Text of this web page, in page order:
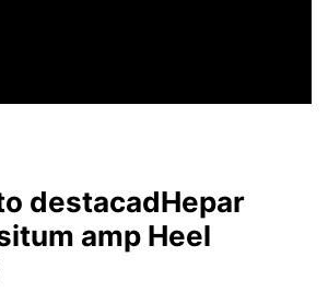
destacadHepar
amp Heel